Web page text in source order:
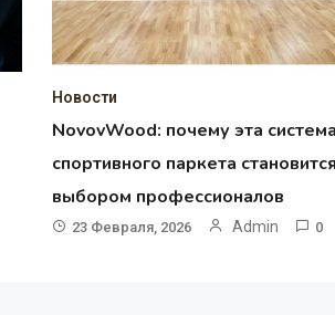
Новости
NovovWood: почему эта
спортивного паркета
выбором профессионалов
23 Февраля, 2026 Admin 0